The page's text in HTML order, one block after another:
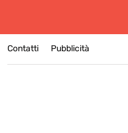
Contatti Pubblicità